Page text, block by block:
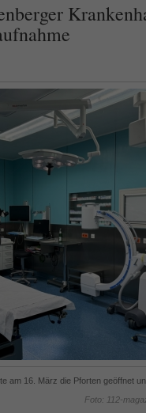
am 16. März die Pforten geöffnet
Foto: 112-